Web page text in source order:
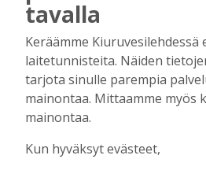
Kirjaudu
Sähköposti
tavalla
Keräämme Kiuruvesilehdessä
laitetunnisteita. Näiden
tarjota sinulle parempia
mainontaa. Mittaamme myös
mainontaa.
Kun hyväksyt evästeet,